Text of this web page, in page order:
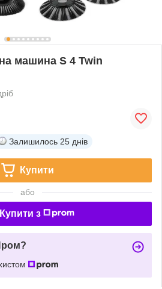
машина S 4 Twin
Залишилось 25 днів
Купити
або
Купити з